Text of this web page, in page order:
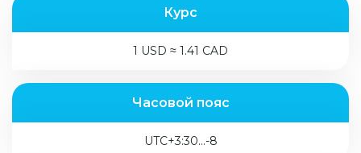
Курс
1 USD ≈ 1.41 CAD
Часовой пояс
UTC+3:30...-8